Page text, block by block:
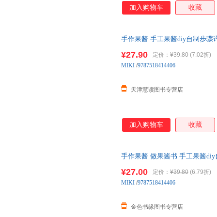
加入购物车 收藏
手作果酱 手工果酱diy自制步骤
¥27.90 定价： ¥39.80 (7.02折)
天津慧读图书专营店
MIKI /9787518414406
加入购物车 收藏
手作果酱 做果酱书 手工果酱
¥27.00 定价： ¥39.80 (6.79折)
金色书缘图书专营店
MIKI /9787518414406